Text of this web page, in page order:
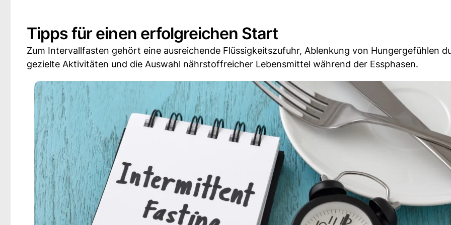
Tipps für einen erfolgreichen Start
Zum Intervallfasten gehört eine ausreichende Flüssigkeitszufuhr, Ablenkung von Hungergefühlen
gezielte Aktivitäten und die Auswahl nährstoffreicher Lebensmittel während der Essphasen.